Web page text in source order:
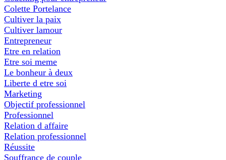
Colette Portelance
Cultiver la paix
Cultiver lamour
Entrepreneur
Etre en relation
Etre soi meme
Le bonheur à deux
Liberte d etre soi
Marketing
Objectif professionnel
Professionnel
Relation d affaire
Relation professionnel
Réussite
Souffrance de couple